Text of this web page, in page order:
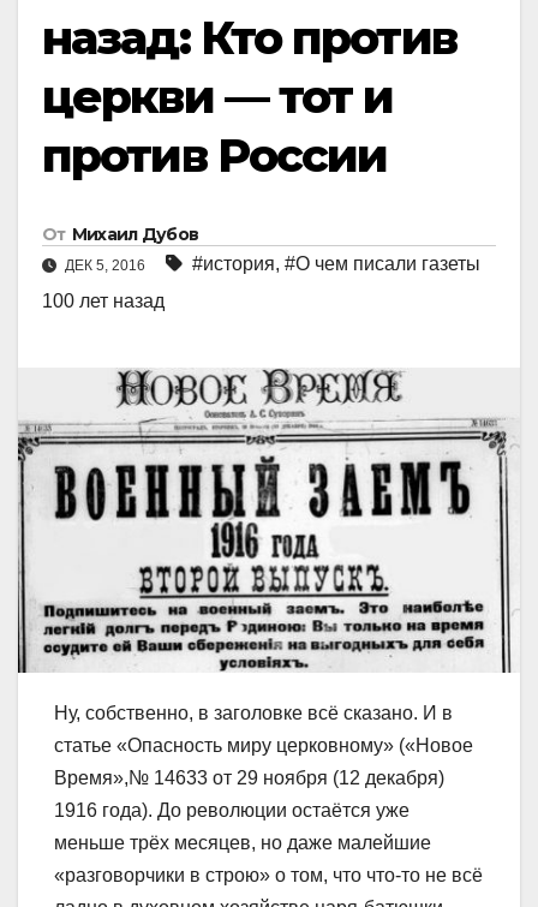
назад: Кто против
церкви — тот и
против России
От Михаил Дубов
ДЕК 5, 2016 #история, #О чем писали газеты
100 лет назад
Ну, собственно, в заголовке всё сказано. И в
статье «Опасность миру церковному» («Новое
Время»,№ 14633 от 29 ноября (12 декабря)
1916 года). До революции остаётся уже
меньше трёх месяцев, но даже малейшие
«разговорчики в строю» о том, что что-то не всё